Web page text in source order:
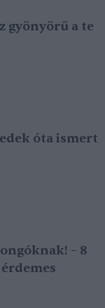
gyönyörű a te
óta ismert
– 8